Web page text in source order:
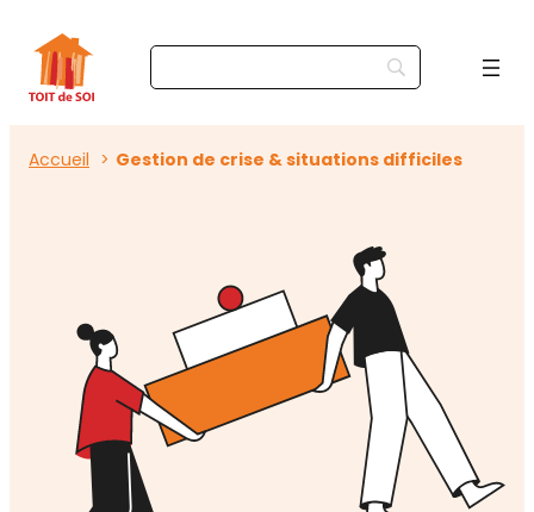
Accueil Gestion de crise & situations difficiles